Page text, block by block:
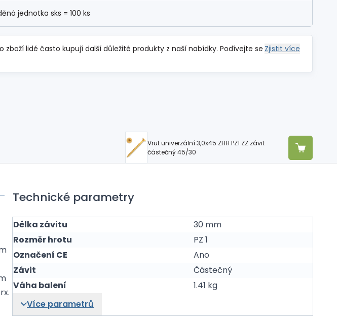
jednotka sks = 100 ks
zboží lidé často kupují další důležité produkty z naší nabídky. Podívejte se Zjistit více
Vrut univerzální 3,0x45 ZHH PZ1 ZZ závit
částečný 45/30
Technické parametry
Délka závitu
30 mm
Rozměr hrotu
PZ 1
Označení CE
Ano
Závit
Částečný
Váha balení
1.41 kg
Více parametrů